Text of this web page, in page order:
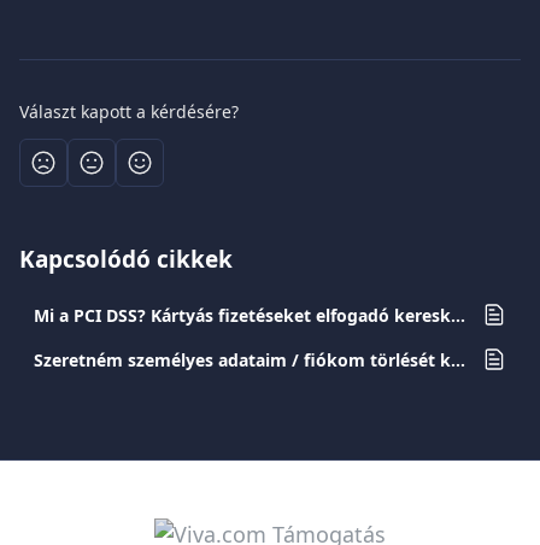
Választ kapott a kérdésére?
Kapcsolódó cikkek
Mi a PCI DSS? Kártyás fizetéseket elfogadó kereskedőként mik a kötelezettségeim?
Szeretném személyes adataim / fiókom törlését kérni